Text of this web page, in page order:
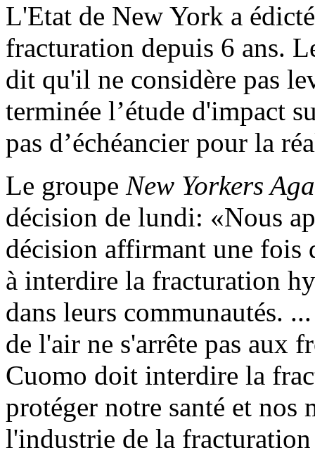
L'Etat de New York a
fracturation depuis 6 ans.
dit qu'il ne considère pas
terminée l’étude d'impact
pas d’échéancier pour la
Le groupe New Yorkers
décision de lundi: «Nous
décision affirmant une fois
à interdire la fracturation
dans leurs communautés.
de l'air ne s'arrête pas aux
Cuomo doit interdire la
protéger notre santé et nos
l'industrie de la fracturation